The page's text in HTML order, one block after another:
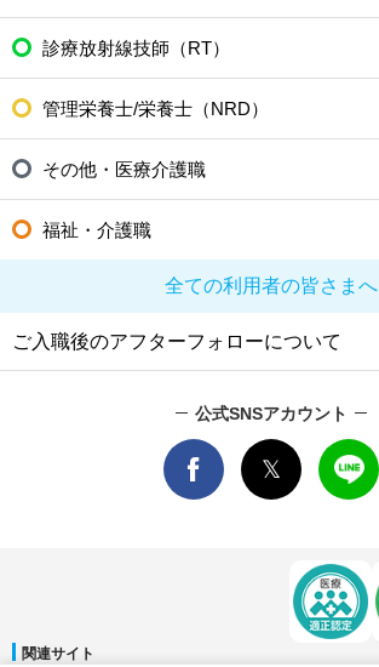
診療放射線技師（RT）
管理栄養士/栄養士（NRD）
その他・医療介護職
福祉・介護職
全ての利用者の皆さまへ
ご入職後のアフターフォローについて
公式SNSアカウント
関連サイト